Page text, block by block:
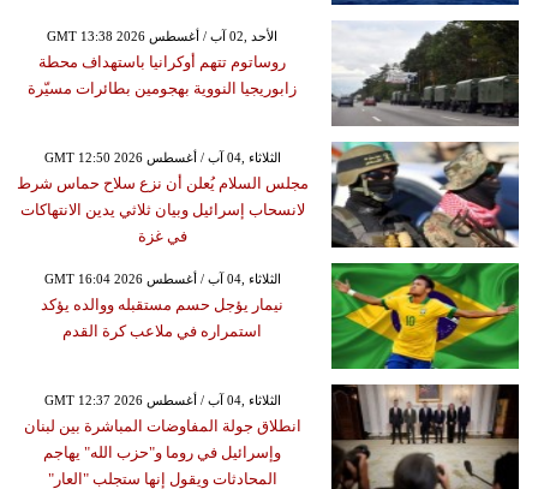
GMT 13:38 2026 الأحد ,02 آب / أغسطس
روساتوم تتهم أوكرانيا باستهداف محطة
زابوريجيا النووية بهجومين بطائرات مسيّرة
GMT 12:50 2026 الثلاثاء ,04 آب / أغسطس
مجلس السلام يُعلن أن نزع سلاح حماس شرط
لانسحاب إسرائيل وبيان ثلاثي يدين الانتهاكات
في غزة
GMT 16:04 2026 الثلاثاء ,04 آب / أغسطس
نيمار يؤجل حسم مستقبله ووالده يؤكد
استمراره في ملاعب كرة القدم
GMT 12:37 2026 الثلاثاء ,04 آب / أغسطس
انطلاق جولة المفاوضات المباشرة بين لبنان
وإسرائيل في روما و"حزب الله" يهاجم
المحادثات ويقول إنها ستجلب "العار"